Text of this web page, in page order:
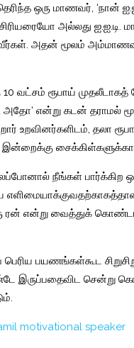
ஒரு மாணவர் , ‘நான் ஐ
அல்லது ஐஐடி
அதன் மூலம்
10 வட்சம் ரூபாய் முதலீடாகத்
அதோ‘ என்று கடன் தராமல்
உறவினர்களிடம் தலா
இன்றைக்கு
நீங்கள் பார்க்கிற
ரன் என்று வைத்துக்
பெரிய பயணங்கள்கூட
இருப்பதைவிட சென்று
motivational speaker